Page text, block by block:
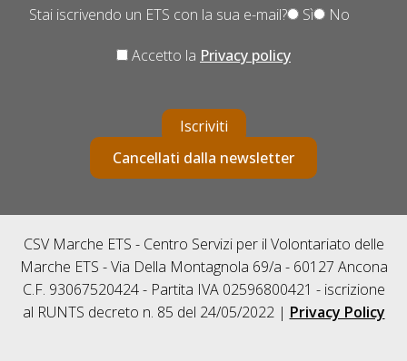
Stai iscrivendo un ETS con la sua e-mail? Sì No
Accetto la Privacy policy
Iscriviti
Cancellati dalla newsletter
CSV Marche ETS - Centro Servizi per il Volontariato delle
Marche ETS - Via Della Montagnola 69/a - 60127 Ancona
C.F. 93067520424 - Partita IVA 02596800421 - iscrizione
al RUNTS decreto n. 85 del 24/05/2022 | Privacy Policy